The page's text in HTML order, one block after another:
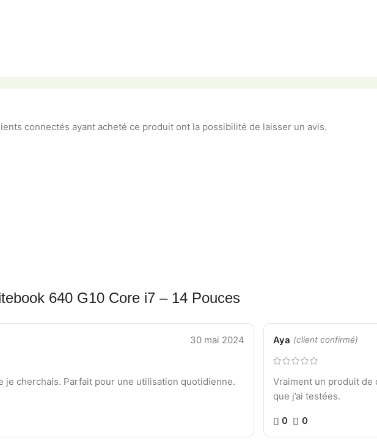
640 G10 Core i7 – 14 Pouces
30 mai 2024
je cherchais. Parfait pour une utilisation quotidienne.
Aya (client confirmé)
Vraiment un produit de
que j’ai testées.
0 0
connectés ayant acheté ce produit ont la possibilité de laisser un avis.